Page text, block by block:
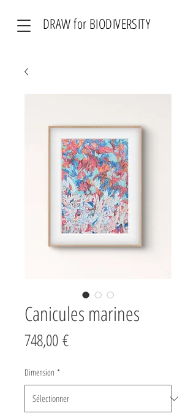
DRAW for BIODIVERSITY
Canicules marines
748,00 €Prix
Dimension *